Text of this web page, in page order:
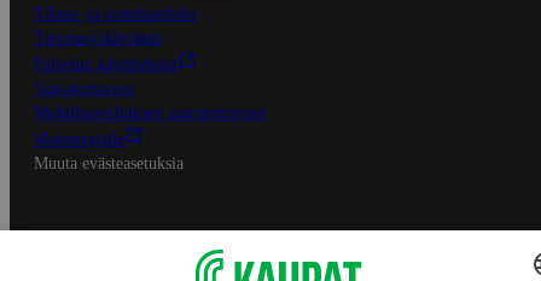
Tilaus- ja toimitusehdot
Tietosuojakäytäntö
Palvelun käyttöehdot
Saavutettavuus
Mobiilisovelluksen saavutettavuus
Mainostajalle
Muuta evästeasetuksia
S-ryhmän palvelut